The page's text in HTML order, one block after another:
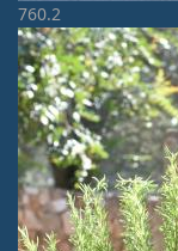
760.2